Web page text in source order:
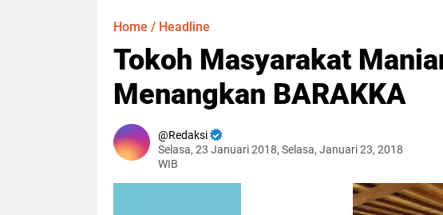
Home / Headline
Tokoh Masyarakat
Menangkan BARAKKA
Redaksi
Selasa, 23 Januari 2018, Selasa, Januari 23, 2018
WIB